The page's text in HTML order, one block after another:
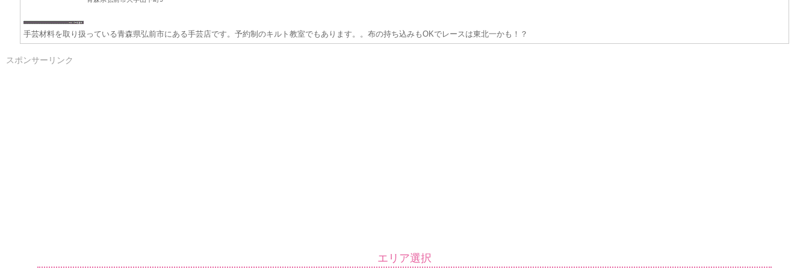
手芸材料を取り扱っている青森県弘前市にある手芸店です。予約制のキルト教室でもあります。。布の持ち込みもOKでレースは東北一かも！？
スポンサーリンク
エリア選択